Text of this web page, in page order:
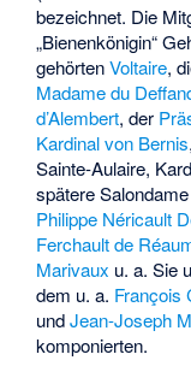
bezeichnet. Die
„Bienenkönigin“
gehörtenVoltaire,
Madame du
d’Alembert, der
Kardinal von Bernis
Sainte-Aulaire,
spätere Salondame
Philippe Néricault
Ferchault de
Marivaux u. a. Sie
dem u. a. François
undJean-Joseph
komponierten.